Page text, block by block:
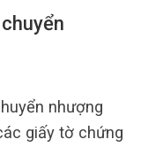
nhượng
giấy tờ chứng